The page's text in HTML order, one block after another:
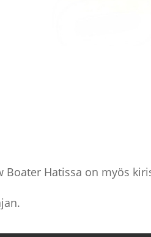
Boater Hatissa on myös